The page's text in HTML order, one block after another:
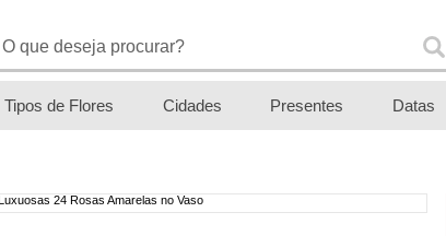
Tipos de Flores Cidades Presentes Datas